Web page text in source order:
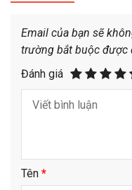
Email của bạn sẽ
trường bắt buộc được
Đánh giá
Tên *